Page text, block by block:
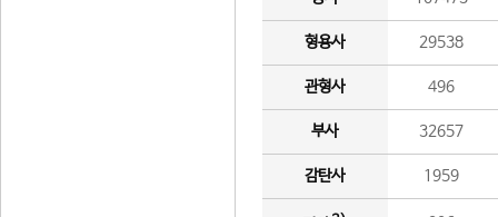
형용사 29538
관형사 496
부사 32657
감탄사 1959